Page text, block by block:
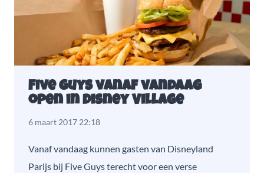
Five guys vanaf vandaag
open in Disney Village
6 maart 2017 22:18
Vanaf vandaag kunnen gasten van Disneyland
Parijs bij Five Guys terecht voor een verse